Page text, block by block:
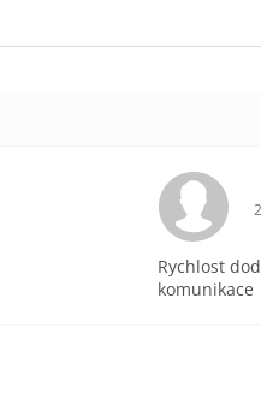
je 5 z 5 hvězdiček.
Rychlost
komunikace